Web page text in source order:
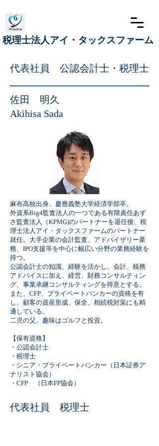
​税理士法人アイ・タックスファーム
​代表社員 公認会計士・税理士
佐田 明久
Akihisa Sada
​麻布高校出身、慶應義塾大学経済学部卒。
外資系Big4監査法人の一つである有限責任あず
さ監査法人（KPMG)のパートナーを退任後、税
理士法人アイ・タックスファームのパートナー
就任。大手企業の会計監査、アドバイザリー業
務、IPO支援等を中心に幅広い分野の業務経験を
持つ。
公認会計士の知識、経験を活かし、会計、税務
アドバイスに加え、経営、財務コンサルティン
グ、事業承継コンサルティングを得意とする。
また、CFP、プライベートバンカーの資格を有
し、顧客の資産形成、保全、相続税対策にも精
通している。
​二児の父。趣味はゴルフと投資。
【保有資格】
・公認会計士
・税理士
・シニア・プライベートバンカー（日本証券ア
ナリスト協会）
・CFP （日本FP協会）
​代表社員 税理士